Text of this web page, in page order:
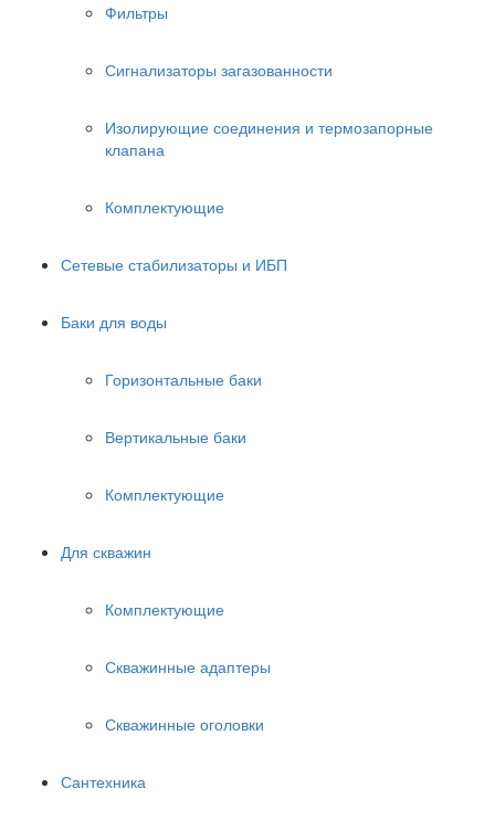
Фильтры
Сигнализаторы загазованности
Изолирующие соединения и термозапорные
клапана
Комплектующие
Сетевые стабилизаторы и ИБП
Баки для воды
Горизонтальные баки
Вертикальные баки
Комплектующие
Для скважин
Комплектующие
Скважинные адаптеры
Скважинные оголовки
Сантехника